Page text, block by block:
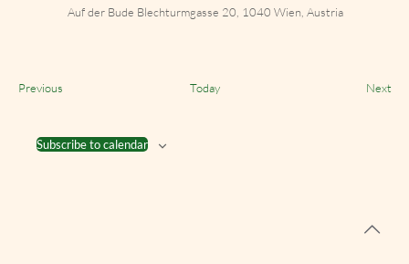
Auf der Bude Blechturmgasse 20, 1040 Wien, Austria
PreviousEvents Today Next
Subscribe to calendar